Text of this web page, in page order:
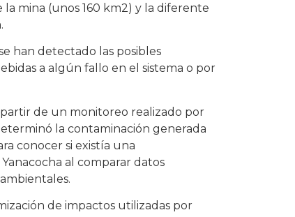
mina (unos 160 km2) y la diferente
han detectado las posibles
a algún fallo en el sistema o por
partir de un monitoreo realizado por
la contaminación generada
conocer si existía una
al comparar datos
de impactos utilizadas por